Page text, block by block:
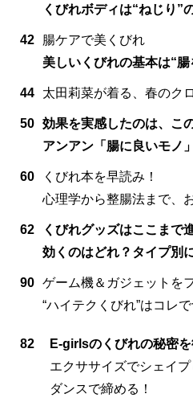
くびれボディは“ねじり”
42
腸ケアで美くびれ
美しいくびれの基本は“腸
44 太田莉菜が着る、春のク
50 効果を実感したのは、こ
アンアン「腸に良いモノ
60
くびれ本を早読み！
心理学から整腸法まで、
62
くびれグッズはここまで
効くのはどれ？タイプ別
90 ゲーム機＆ガジェットを
“ハイテクくびれ”はコレで
82
E-girlsのくびれの秘密を
エクササイズでシェイプ
ダンスで締める！